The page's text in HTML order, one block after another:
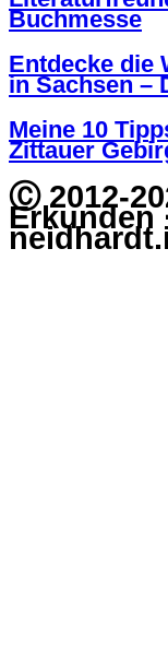
Buchmesse
Entdecke die
in Sachsen –
Meine 10
Zittauer
Ⓒ 2012-
Erkunden